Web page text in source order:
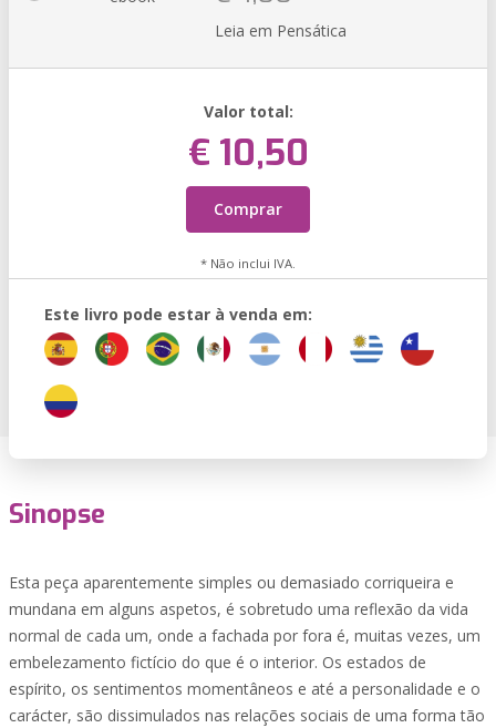
Leia em Pensática
Valor total:
€ 10,50
Comprar
* Não inclui IVA.
Este livro pode estar à venda em:
Sinopse
Esta peça aparentemente simples ou demasiado corriqueira e
mundana em alguns aspetos, é sobretudo uma reflexão da vida
normal de cada um, onde a fachada por fora é, muitas vezes, um
embelezamento fictício do que é o interior. Os estados de
espírito, os sentimentos momentâneos e até a personalidade e o
carácter, são dissimulados nas relações sociais de uma forma tão